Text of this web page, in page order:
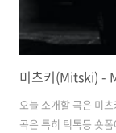
오늘 소개할 곡은 미
곡은 특히 틱톡등 숏